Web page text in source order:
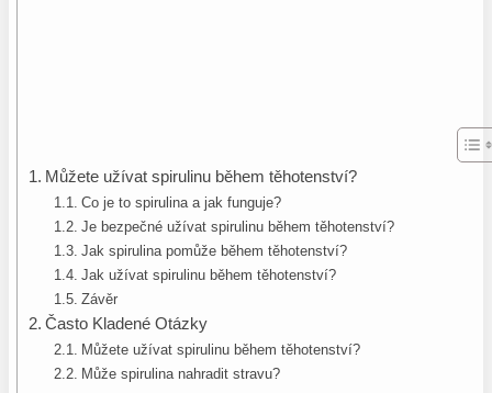
Můžete užívat spirulinu během těhotenství?
Co je to spirulina a jak funguje?
Je bezpečné užívat spirulinu během těhotenství?
Jak spirulina pomůže během těhotenství?
Jak užívat spirulinu během těhotenství?
Závěr
Často Kladené Otázky
Můžete užívat spirulinu během těhotenství?
Může spirulina nahradit stravu?